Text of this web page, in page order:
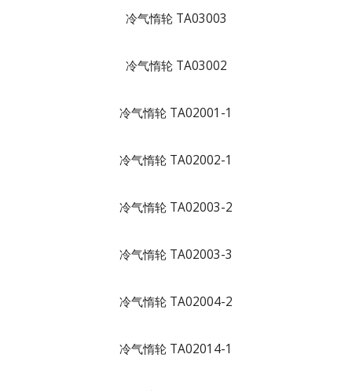
冷气惰轮 TA03003
冷气惰轮 TA03002
冷气惰轮 TA02001-1
冷气惰轮 TA02002-1
冷气惰轮 TA02003-2
冷气惰轮 TA02003-3
冷气惰轮 TA02004-2
冷气惰轮 TA02014-1